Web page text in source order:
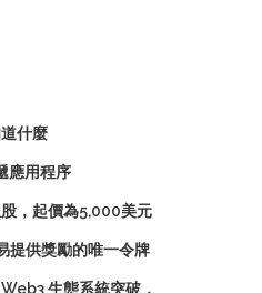
什麼
應用程序
，起價為5,000美元
提供獎勵的唯一令牌
生態系統突破，